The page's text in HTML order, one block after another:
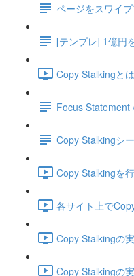
ページをスワイ
[テンプレ] 1億円
Copy Stalkingと
Focus Statement
Copy Stalkingシ
Copy Stalkingを
各サイト上で
Copy Stalkingの
Copy Stalkingの